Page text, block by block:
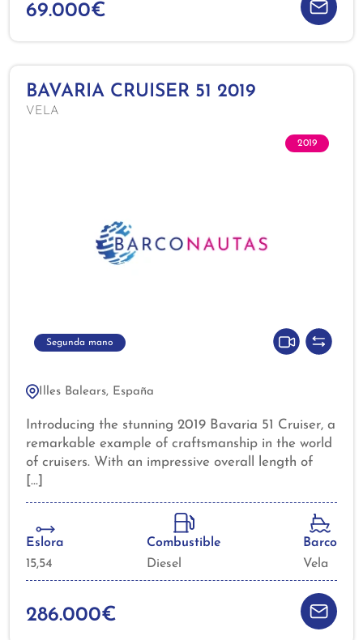
69.000€
2019
Segunda mano
BAVARIA CRUISER 51 2019
VELA
Illes Balears, España
286.000€
Introducing the stunning 2019 Bavaria 51 Cruiser, a
remarkable example of craftsmanship in the world
of cruisers. With an impressive overall length of
15.54 meters, this vessel is designed for both
comfort and performance on the water. The hull,
constructed from durable fiberglass, ensures a
smooth and stable ride, perfect for leisurely
cruising or adventurous voyages. This yacht boasts
for family and friends to relax and enjoy their time
at sea. The thoughtful design maximizes comfort
and functionality, making it an ideal choice for
Eslora
15,54
Combustible
Diesel
Barco
Vela